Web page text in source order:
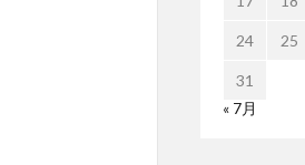
24 25
31
« 7月